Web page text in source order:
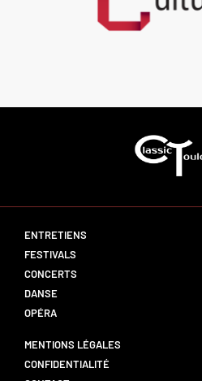
ENTRETIENS
FESTIVALS
CONCERTS
DANSE
OPÉRA
MENTIONS LÉGALES
CONFIDENTIALITÉ